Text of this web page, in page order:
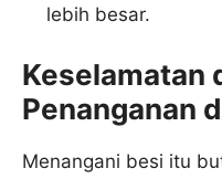
lebih besar.
Keselamatan
Penanganan
Menangani besi itu